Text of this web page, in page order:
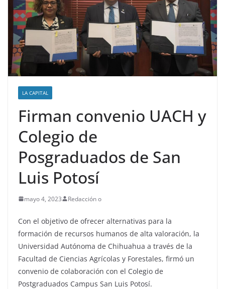
LA CAPITAL
Firman convenio UACH y
Colegio de
Posgraduados de San
Luis Potosí
mayo 4, 2023 Redacción o
Con el objetivo de ofrecer alternativas para la
formación de recursos humanos de alta valoración, la
Universidad Autónoma de Chihuahua a través de la
Facultad de Ciencias Agrícolas y Forestales, firmó un
convenio de colaboración con el Colegio de
Postgraduados Campus San Luis Potosí.